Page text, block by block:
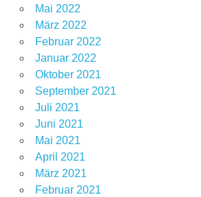
Mai 2022
März 2022
Februar 2022
Januar 2022
Oktober 2021
September 2021
Juli 2021
Juni 2021
Mai 2021
April 2021
März 2021
Februar 2021